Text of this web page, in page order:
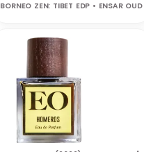
BORNEO ZEN: TIBET EDP • ENSAR OUD